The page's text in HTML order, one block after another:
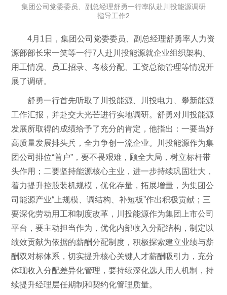
集团公司党委委员、副总经理舒勇一行率队赴川投能源调研
指导工作2
4月1日，集团公司党委委员、副总经理舒勇率人力资
源部部长宋一笑等一行7人赴川投能源就企业组织架构、
用工情况、员工招录、考核分配、工资总额管理等情况开
展了调研。
舒勇一行首先听取了川投能源、川投电力、攀新能源
工作汇报，并赴交大光芒进行实地调研。舒勇对川投能源
发展所取得的成绩给予了充分的肯定，他指出：一要当好
高质量发展排头兵，全力争创一流企业。川投能源作为集
团公司排位“首户”，要不畏艰难，顾全大局，树立标杆带
头作用；二要坚持能源核心主业，进一步持续巩固壮大，
着力提升控股装机规模，优化存量，拓展增量，为集团公
司能源产业“上规模、调结构、补短板”作出积极贡献；三
要深化劳动用工和制度改革，川投能源作为集团上市公司
平台，要主动担当作为，优化内部收入分配结构，制定以
绩效贡献为依据的薪酬分配制度，积极探索建立业绩与薪
酬双对标体系，切实提升核心关键人才薪酬吸引力，充分
体现收入分配差异化管理，要持续深化选人用人机制，持
续提升经理层任期制和契约化管理质量。